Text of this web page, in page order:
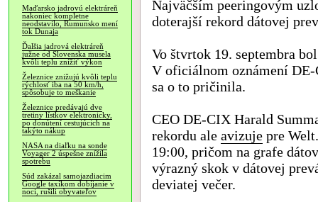
Maďarsko jadrovú elektráreň
nakoniec kompletne
neodstavilo, Rumunsko mení
tok Dunaja
Ďalšia jadrová elektráreň
južne od Slovenska musela
kvôli teplu znížiť výkon
Železnice znižujú kvôli teplu
rýchlosť iba na 50 km/h,
spôsobuje to meškanie
Železnice predávajú dve
tretiny lístkov elektronicky,
po donútení cestujúcich na
takýto nákup
NASA na diaľku na sonde
Voyager 2 úspešne znížila
spotrebu
Súd zakázal samojazdiacim
Google taxíkom dobíjanie v
noci, rušili obyvateľov
Najväčším peeringovým
doterajší rekord dátovej
Vo štvrtok 19. septembra
V oficiálnom oznámení
sa o to pričinila.
CEO DE-CIX Harald
rekordu ale avizuje pre
19:00, pričom na grafe
výrazný skok v dátovej
deviatej večer.